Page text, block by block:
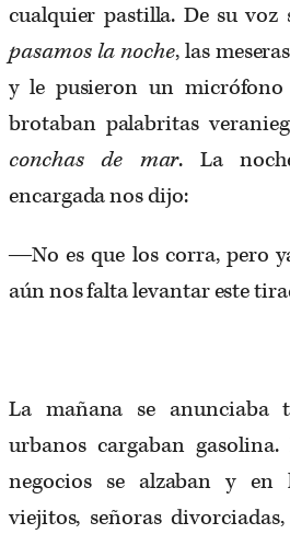
cualquier pastilla. De su
pasamos la noche, las
y le pusieron un
brotaban palabritas
conchas de mar. La
encargada nos dijo:
―No es que los corra, pero
aún nos falta levantar este
La mañana se anunciaba
urbanos cargaban
negocios se alzaban y en
viejitos, señoras